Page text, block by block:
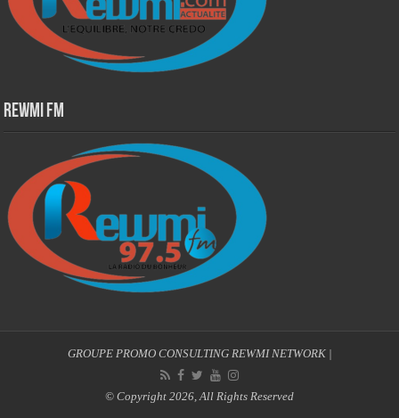
Rewmi Fm
GROUPE PROMO CONSULTING REWMI NETWORK|
© Copyright 2026, All Rights Reserved